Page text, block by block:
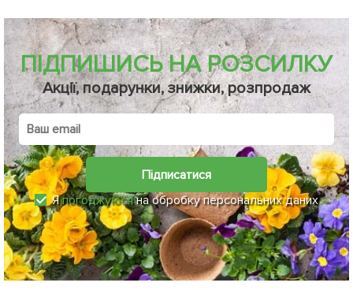
ПІДПИШИСЬ НА РОЗСИЛКУ
Акції, подарунки, знижки, розпродаж
Підписатися
Япогоджуюсяна обробку персональних даних